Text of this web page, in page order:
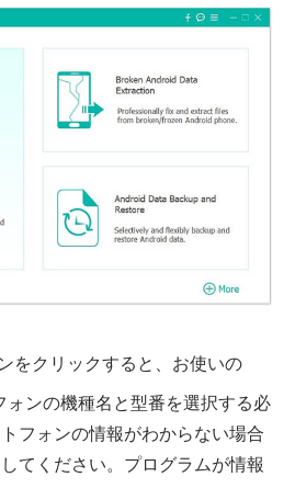
をクリックすると、お使いの
ンの機種名と型番を選択する必
フォンの情報がわからない場合
てください。プログラムが情報